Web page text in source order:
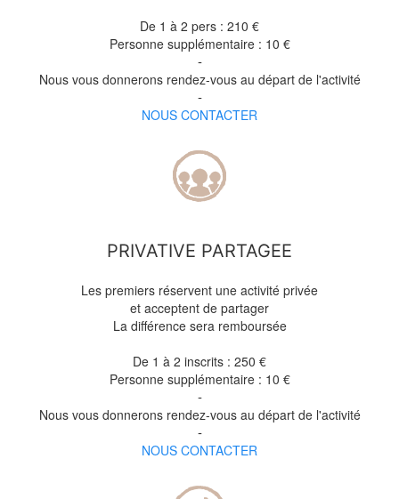
De 1 à 2 pers : 210 €
Personne supplémentaire : 10 €
-
Nous vous donnerons rendez-vous au départ de l'activité
-
NOUS CONTACTER
PRIVATIVE PARTAGEE
Les premiers réservent une activité privée
et acceptent de partager
La différence sera remboursée
De 1 à 2 inscrits : 250 €
Personne supplémentaire : 10 €
-
Nous vous donnerons rendez-vous au départ de l'activité
-
NOUS CONTACTER